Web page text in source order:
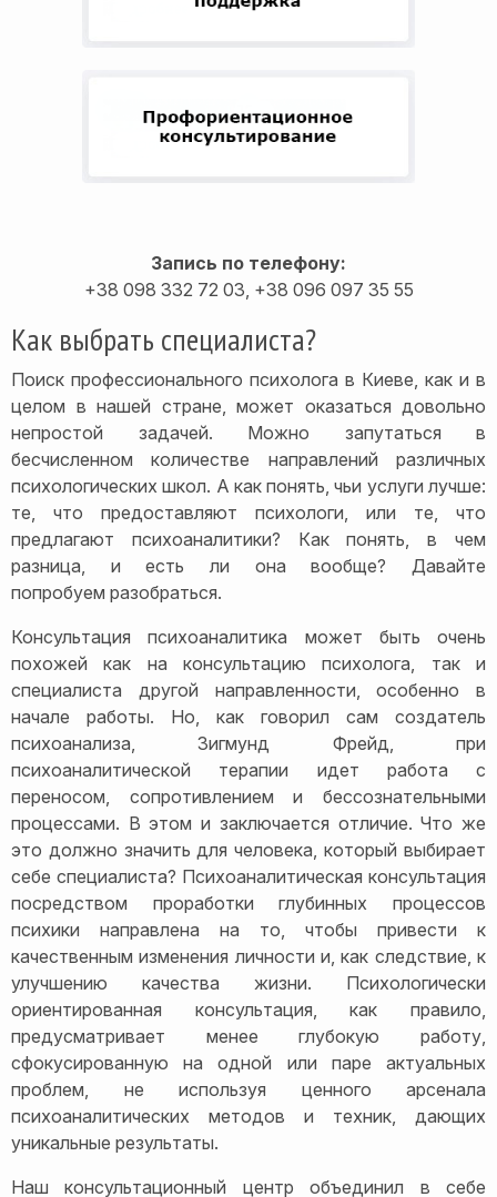
Запись по телефону:
+38 098 332 72 03, +38 096 097 35 55
Как выбрать специалиста?
Поиск профессионального психолога в Киеве, как и в
целом в нашей стране, может оказаться довольно
непростой задачей. Можно запутаться в
бесчисленном количестве направлений различных
психологических школ. А как понять, чьи услуги лучше:
те, что предоставляют психологи, или те, что
предлагают психоаналитики? Как понять, в чем
разница, и есть ли она вообще? Давайте
попробуем разобраться.
Консультация психоаналитика может быть очень
похожей как на консультацию психолога, так и
специалиста другой направленности, особенно в
начале работы. Но, как говорил сам создатель
психоанализа, Зигмунд Фрейд, при
психоаналитической терапии идет работа с
переносом, сопротивлением и бессознательными
процессами. В этом и заключается отличие. Что же
это должно значить для человека, который выбирает
себе специалиста? Психоаналитическая консультация
посредством проработки глубинных процессов
психики направлена на то, чтобы привести к
качественным изменения личности и, как следствие, к
улучшению качества жизни. Психологически
ориентированная консультация, как правило,
предусматривает менее глубокую работу,
сфокусированную на одной или паре актуальных
проблем, не используя ценного арсенала
психоаналитических методов и техник, дающих
уникальные результаты.
Наш консультационный центр объединил в себе